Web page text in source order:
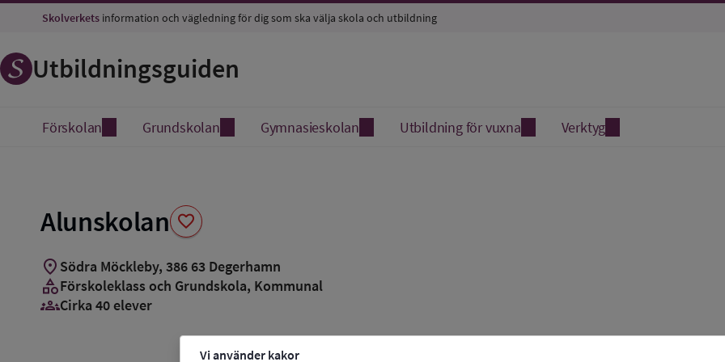
Vi använder kakor
Skolverkets information och vägledning för dig som ska välja skola och utbildning
Utbildningsguiden
Förskolan Grundskolan Gymnasieskolan Utbildning för vuxna Verktyg
Alunskolan favorite
Spara
location_on Södra Möckleby, 386 63 Degerhamn
categoryFörskoleklass och Grundskola, Kommunal
groups_3Cirka 40 elever